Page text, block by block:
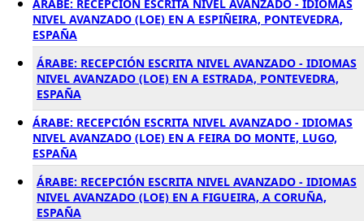
ÁRABE: RECEPCIÓN ESCRITA NIVEL AVANZADO - IDIOMAS
NIVEL AVANZADO (LOE) EN A ESPIÑEIRA, PONTEVEDRA,
ESPAÑA
ÁRABE: RECEPCIÓN ESCRITA NIVEL AVANZADO - IDIOMAS
NIVEL AVANZADO (LOE) EN A ESTRADA, PONTEVEDRA,
ESPAÑA
ÁRABE: RECEPCIÓN ESCRITA NIVEL AVANZADO - IDIOMAS
NIVEL AVANZADO (LOE) EN A FEIRA DO MONTE, LUGO,
ESPAÑA
ÁRABE: RECEPCIÓN ESCRITA NIVEL AVANZADO - IDIOMAS
NIVEL AVANZADO (LOE) EN A FIGUEIRA, A CORUÑA,
ESPAÑA